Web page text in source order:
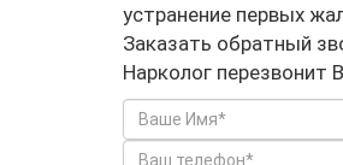
устранение первых
Заказать обратный
Нарколог перезвонит